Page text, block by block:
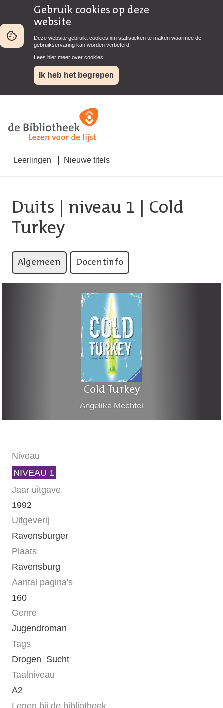
Gebruik cookies op deze
website
Deze website gebruikt cookies om statistieken te maken waarmee de
gebruikservaring kan worden verbeterd.
Lees hier meer over cookies
Ik heb het begrepen
Leerlingen Nieuwe titels
Duits niveau 1 | Cold
Turkey
Algemeen Docentinfo
Cold Turkey
Angelika Mechtel
Niveau
NIVEAU 1
Jaar uitgave
1992
Uitgeverij
Ravensburger
Plaats
Ravensburg
Aantal pagina's
160
Genre
Jugendroman
Tags
Drogen Sucht
Taalniveau
A2
Lenen bij de bibliotheek